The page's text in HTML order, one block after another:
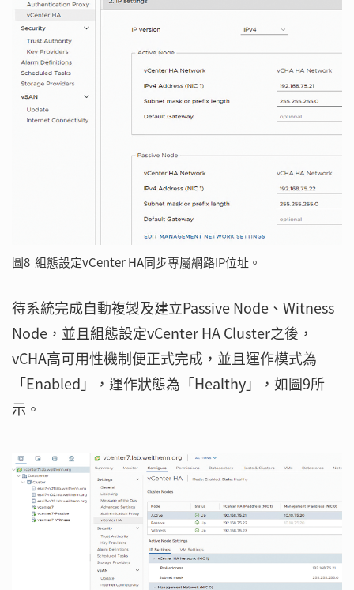
圖8 組態設定vCenter HA同步專屬網路IP位址。
待系統完成自動複製及建立Passive Node、Witness
Node，並且組態設定vCenter HA Cluster之後，
vCHA高可用性機制便正式完成，並且運作模式為
「Enabled」，運作狀態為「Healthy」，如圖9所
示。